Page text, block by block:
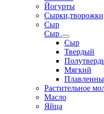
Йогурты
Сыр
Сыр
Сыр
Твердый
Мягкий
Растительное
Масло
Яйца